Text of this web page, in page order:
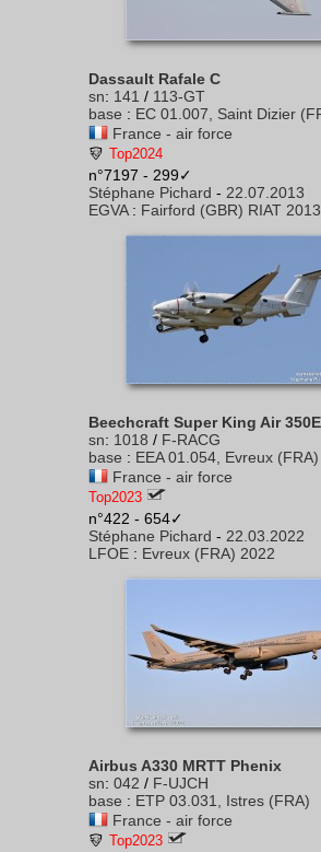
Dassault Rafale C
sn: 141 / 113-GT
base : EC 01.007, Saint Dizier
France - air force
Top2024
n°7197 - 299✓
Stéphane Pichard - 22.07.2013
EGVA: Fairford (GBR) RIAT 2013
Beechcraft Super King Air
sn: 1018 / F-RACG
base : EEA 01.054, Evreux (FRA)
France - air force
Top2023
n°422 - 654✓
Stéphane Pichard - 22.03.2022
LFOE : Evreux (FRA) 2022
Airbus A330 MRTT Phenix
sn: 042 / F-UJCH
base : ETP 03.031, Istres (FRA)
France - air force
Top2023